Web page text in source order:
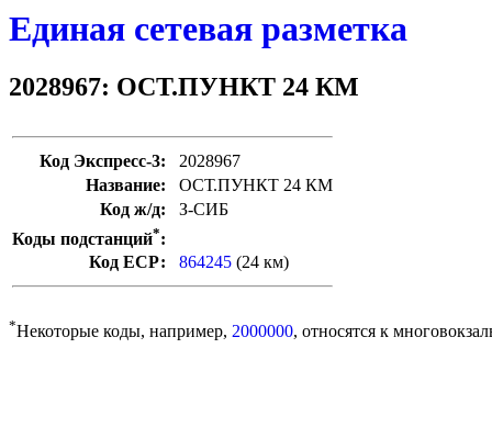
Единая сетевая разметка
2028967: ОСТ.ПУНКТ 24 КМ
Код Экспресс-3:
2028967
Название:
ОСТ.ПУНКТ 24 КМ
Код ж/д:
З-СИБ
Коды подстанций*:
Код ЕСР:
864245 (24 км)
*Некоторые коды, например, 2000000, относятся к